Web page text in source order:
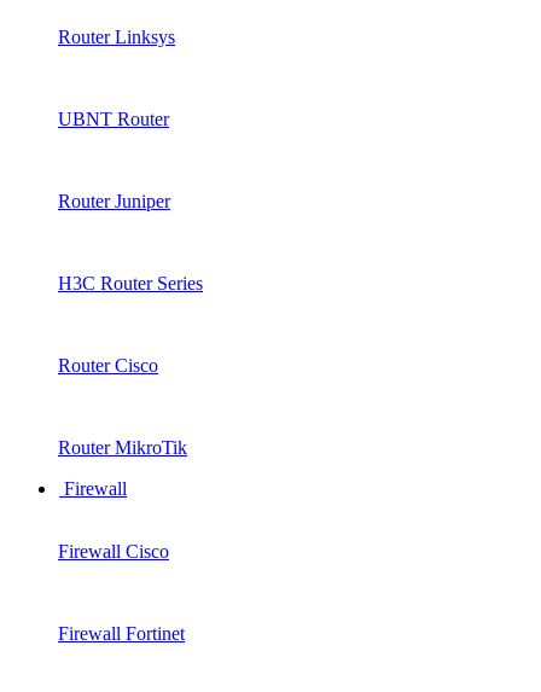
Router Linksys
UBNT Router
Router Juniper
H3C Router Series
Router Cisco
Router MikroTik
Firewall
Firewall Cisco
Firewall Fortinet